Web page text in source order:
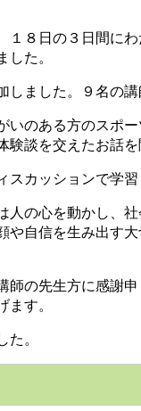
１８日の３日間に
した。
しました。９名の
いのある方のスポ
談を交えたお話を
スカッションで学
人の心を動かし、
や自信を生み出す
師の先生方に感謝
ます。
た。